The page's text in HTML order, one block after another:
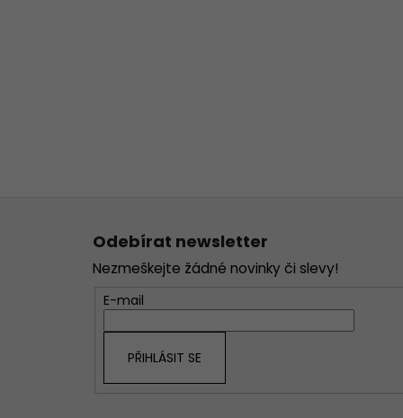
Odebírat newsletter
Nezmeškejte žádné novinky či slevy!
E-mail
PŘIHLÁSIT SE